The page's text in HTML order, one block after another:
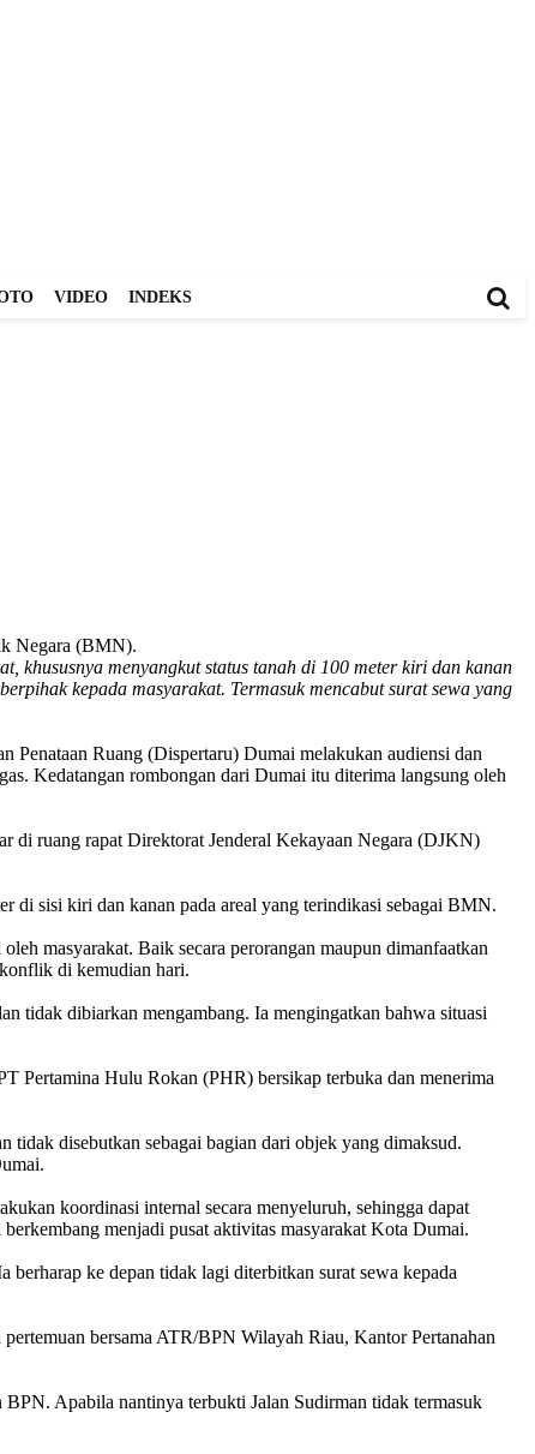
VIDEO INDEKS
Negara (BMN).
khususnya menyangkut status tanah di 100 meter kiri dan kanan
kepada masyarakat. Termasuk mencabut surat sewa yang
Penataan Ruang (Dispertaru) Dumai melakukan audiensi dan
Kedatangan rombongan dari Dumai itu diterima langsung oleh
di ruang rapat Direktorat Jenderal Kekayaan Negara (DJKN)
di sisi kiri dan kanan pada areal yang terindikasi sebagai BMN.
masyarakat. Baik secara perorangan maupun dimanfaatkan
di kemudian hari.
tidak dibiarkan mengambang. Ia mengingatkan bahwa situasi
Pertamina Hulu Rokan (PHR) bersikap terbuka dan menerima
disebutkan sebagai bagian dari objek yang dimaksud.
koordinasi internal secara menyeluruh, sehingga dapat
menjadi pusat aktivitas masyarakat Kota Dumai.
ke depan tidak lagi diterbitkan surat sewa kepada
bersama ATR/BPN Wilayah Riau, Kantor Pertanahan
Apabila nantinya terbukti Jalan Sudirman tidak termasuk